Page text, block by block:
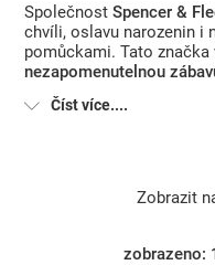
Společnost Spencer &
chvíli, oslavu narozenin i
pomůckami. Tato
nezapomenutelnou
atmosféru. Rozveselte
oživí stereotypní sex.
Candy
Číst více....
Zobrazit